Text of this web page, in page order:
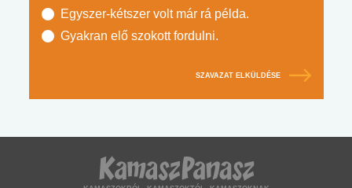
Egyszer-kétszer volt már rá példa.
Gyakran elő szokott fordulni.
SZAVAZAT ELKÜLDÉSE